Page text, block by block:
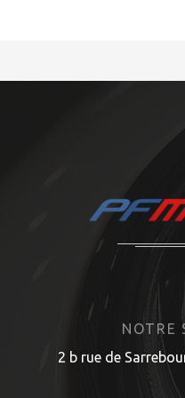
NOTRE
2 b rue de